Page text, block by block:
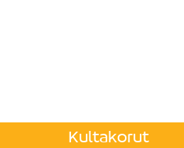
Kultakorut